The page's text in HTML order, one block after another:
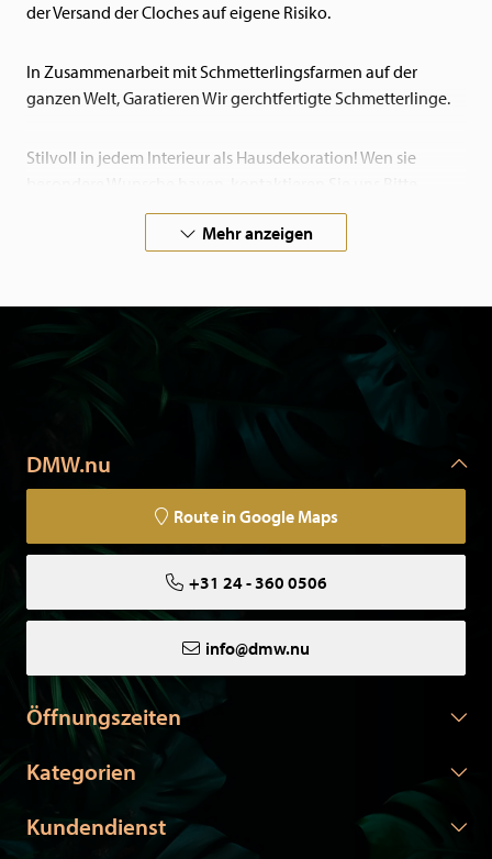
der Versand der Cloches auf eigene Risiko.
In Zusammenarbeit mit Schmetterlingsfarmen auf der
ganzen Welt, Garatieren Wir gerchtfertigte Schmetterlinge.
Stilvoll in jedem Interieur als Hausdekoration! Wen sie
Mehr anzeigen
DMW.nu
Route in Google Maps
+31 24 - 360 0506
info@dmw.nu
Öffnungszeiten
Kategorien
Kundendienst